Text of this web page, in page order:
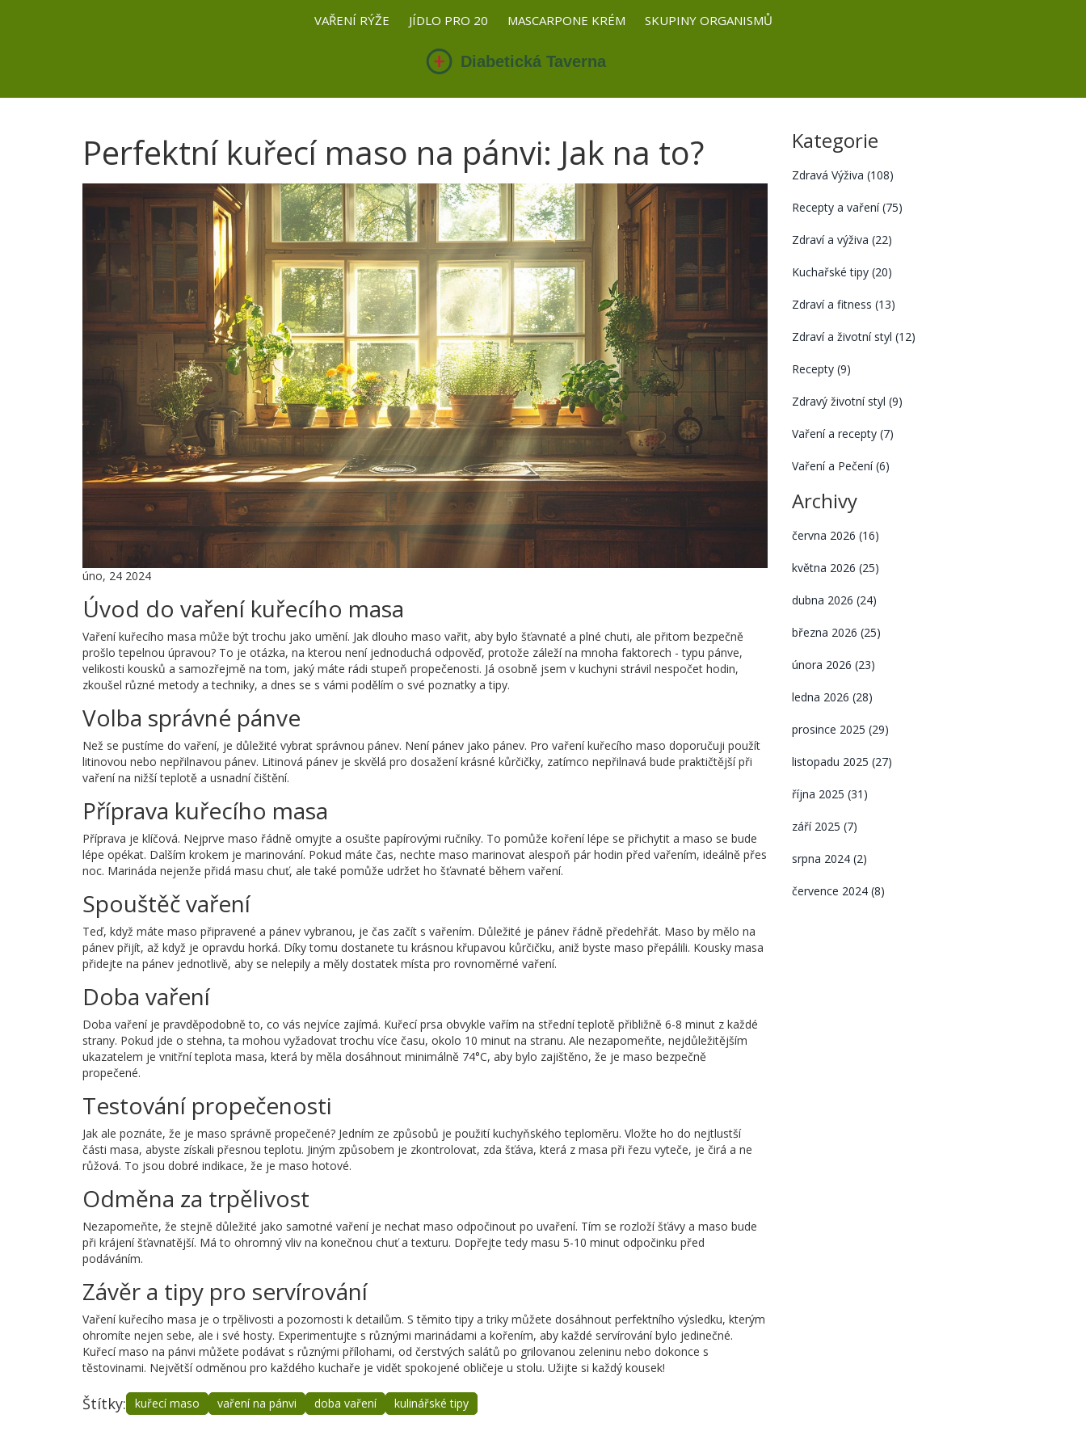
VAŘENÍ RÝŽE JÍDLO PRO 20 MASCARPONE KRÉM SKUPINY ORGANISMŮ
Perfektní kuřecí maso na pánvi: Jak na to?
úno, 24 2024
Úvod do vaření kuřecího masa
Vaření kuřecího masa může být trochu jako umění. Jak dlouho maso vařit, aby bylo šťavnaté a plné chuti, ale přitom bezpečně
prošlo tepelnou úpravou? To je otázka, na kterou není jednoduchá odpověď, protože záleží na mnoha faktorech - typu pánve,
velikosti kousků a samozřejmě na tom, jaký máte rádi stupeň propečenosti. Já osobně jsem v kuchyni strávil nespočet hodin,
zkoušel různé metody a techniky, a dnes se s vámi podělím o své poznatky a tipy.
Volba správné pánve
Než se pustíme do vaření, je důležité vybrat správnou pánev. Není pánev jako pánev. Pro vaření kuřecího maso doporučuji použít
litinovou nebo nepřilnavou pánev. Litinová pánev je skvělá pro dosažení krásné kůrčičky, zatímco nepřilnavá bude praktičtější při
vaření na nižší teplotě a usnadní čištění.
Příprava kuřecího masa
Příprava je klíčová. Nejprve maso řádně omyjte a osušte papírovými ručníky. To pomůže koření lépe se přichytit a maso se bude
lépe opékat. Dalším krokem je marinování. Pokud máte čas, nechte maso marinovat alespoň pár hodin před vařením, ideálně přes
noc. Marináda nejenže přidá masu chuť, ale také pomůže udržet ho šťavnaté během vaření.
Spouštěč vaření
Teď, když máte maso připravené a pánev vybranou, je čas začít s vařením. Důležité je pánev řádně předehřát. Maso by mělo na
pánev přijít, až když je opravdu horká. Díky tomu dostanete tu krásnou křupavou kůrčičku, aniž byste maso přepálili. Kousky masa
přidejte na pánev jednotlivě, aby se nelepily a měly dostatek místa pro rovnoměrné vaření.
Doba vaření
Doba vaření je pravděpodobně to, co vás nejvíce zajímá. Kuřecí prsa obvykle vařím na střední teplotě přibližně 6-8 minut z každé
strany. Pokud jde o stehna, ta mohou vyžadovat trochu více času, okolo 10 minut na stranu. Ale nezapomeňte, nejdůležitějším
ukazatelem je vnitřní teplota masa, která by měla dosáhnout minimálně 74°C, aby bylo zajištěno, že je maso bezpečně
propečené.
Testování propečenosti
Jak ale poznáte, že je maso správně propečené? Jedním ze způsobů je použití kuchyňského teploměru. Vložte ho do nejtlustší
části masa, abyste získali přesnou teplotu. Jiným způsobem je zkontrolovat, zda šťáva, která z masa při řezu vyteče, je čirá a ne
růžová. To jsou dobré indikace, že je maso hotové.
Odměna za trpělivost
Nezapomeňte, že stejně důležité jako samotné vaření je nechat maso odpočinout po uvaření. Tím se rozloží šťávy a maso bude
při krájení šťavnatější. Má to ohromný vliv na konečnou chuť a texturu. Dopřejte tedy masu 5-10 minut odpočinku před
podáváním.
Závěr a tipy pro servírování
Vaření kuřecího masa je o trpělivosti a pozornosti k detailům. S těmito tipy a triky můžete dosáhnout perfektního výsledku, kterým
ohromíte nejen sebe, ale i své hosty. Experimentujte s různými marinádami a kořením, aby každé servírování bylo jedinečné.
Kuřecí maso na pánvi můžete podávat s různými přílohami, od čerstvých salátů po grilovanou zeleninu nebo dokonce s
těstovinami. Největší odměnou pro každého kuchaře je vidět spokojené obličeje u stolu. Užijte si každý kousek!
Štítky: kuřecí maso vaření na pánvi doba vaření kulinářské tipy
Kategorie
Zdravá Výživa (108)
Recepty a vaření(75)
Zdraví a výživa (22)
Kuchařské tipy (20)
Zdraví a fitness (13)
Zdraví a životní styl (12)
Recepty (9)
Zdravý životní styl (9)
Vaření a recepty (7)
Vaření a Pečení(6)
Archivy
června 2026 (16)
května 2026 (25)
dubna 2026 (24)
března 2026 (25)
února 2026 (23)
ledna 2026 (28)
prosince 2025 (29)
listopadu 2025 (27)
října 2025 (31)
září 2025 (7)
srpna 2024 (2)
července 2024 (8)